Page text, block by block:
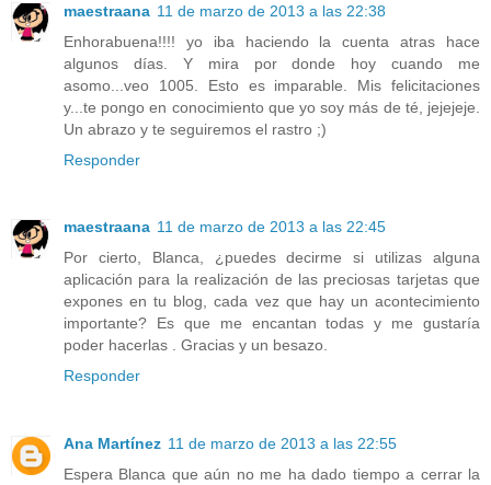
maestraana 11 de marzo de 2013 a las 22:38
Enhorabuena!!!! yo iba haciendo la cuenta atras hace
algunos días. Y mira por donde hoy cuando me
asomo...veo 1005. Esto es imparable. Mis felicitaciones
y...te pongo en conocimiento que yo soy más de té, jejejeje.
Un abrazo y te seguiremos el rastro ;)
Responder
maestraana 11 de marzo de 2013 a las 22:45
Por cierto, Blanca, ¿puedes decirme si utilizas alguna
aplicación para la realización de las preciosas tarjetas que
expones en tu blog, cada vez que hay un acontecimiento
importante? Es que me encantan todas y me gustaría
poder hacerlas . Gracias y un besazo.
Responder
Ana Martínez 11 de marzo de 2013 a las 22:55
Espera Blanca que aún no me ha dado tiempo a cerrar la